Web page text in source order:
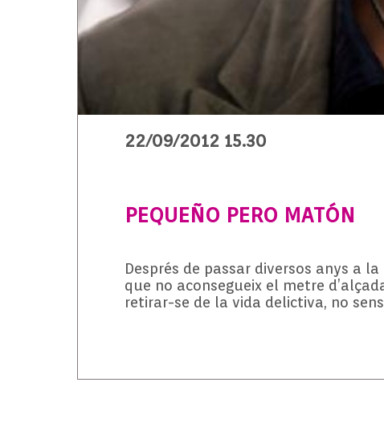
22/09/2012 15.30
PEQUEÑO PERO MATÓN
Després de passar diversos anys a
que no aconsegueix el metre
retirar-se de la vida delictiva, no